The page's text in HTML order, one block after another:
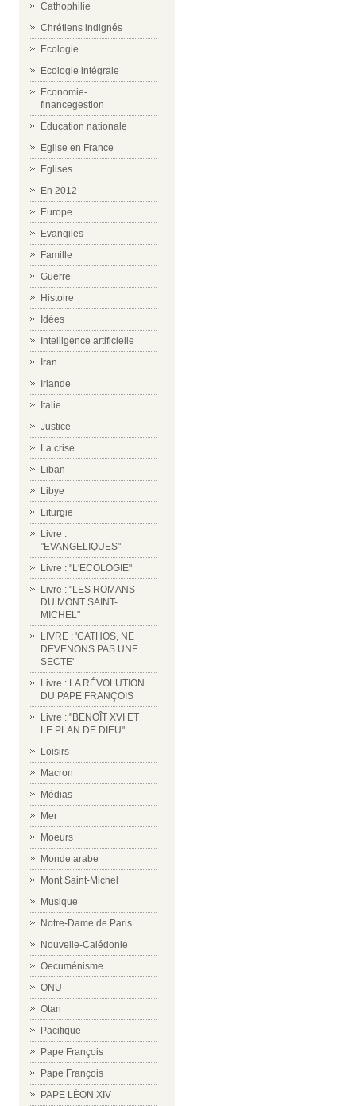
Cathophilie
Chrétiens indignés
Ecologie
Ecologie intégrale
Economie-
financegestion
Education nationale
Eglise en France
Eglises
En 2012
Europe
Evangiles
Famille
Guerre
Histoire
Idées
Intelligence artificielle
Iran
Irlande
Italie
Justice
La crise
Liban
Libye
Liturgie
Livre :
"EVANGELIQUES"
Livre : "L'ECOLOGIE"
Livre : "LES ROMANS
DU MONT SAINT-
MICHEL"
LIVRE : 'CATHOS, NE
DEVENONS PAS UNE
SECTE'
Livre : LA RÉVOLUTION
DU PAPE FRANÇOIS
Livre : "BENOÎT XVI ET
LE PLAN DE DIEU"
Loisirs
Macron
Médias
Mer
Moeurs
Monde arabe
Mont Saint-Michel
Musique
Notre-Dame de Paris
Nouvelle-Calédonie
Oecuménisme
ONU
Otan
Pacifique
Pape François
Pape François
PAPE LÉON XIV